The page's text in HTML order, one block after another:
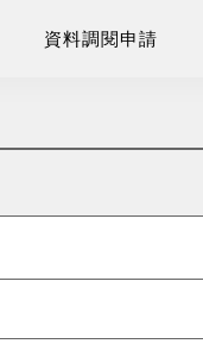
資料調閱申請